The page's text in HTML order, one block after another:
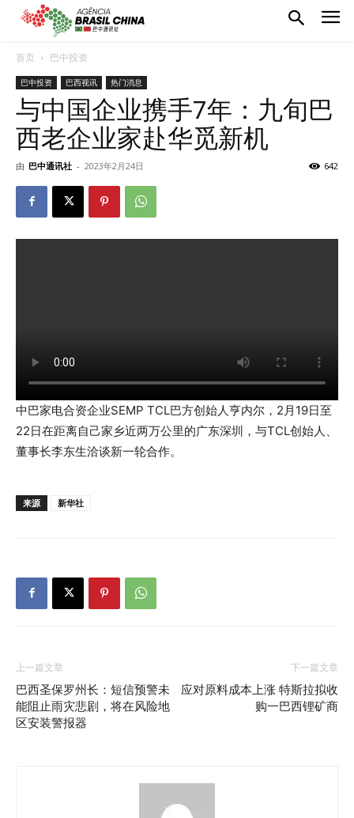
首页 巴中投资
巴中投资 巴西视讯 热门消息
与中国企业携手7年：九旬巴
西老企业家赴华觅新机
由 巴中通讯社 - 2023年2月24日 642
中巴家电合资企业SEMP TCL巴方创始人亨内尔，2月19日至
22日在距离自己家乡近两万公里的广东深圳，与TCL创始人、
董事长李东生洽谈新一轮合作。
来源 新华社
上一篇文章
巴西圣保罗州长：短信预警未
能阻止雨灾悲剧，将在风险地
区安装警报器
下一篇文章
应对原料成本上涨 特斯拉拟收
购一巴西锂矿商